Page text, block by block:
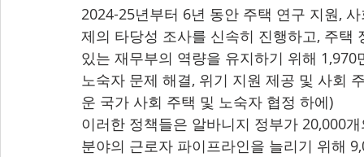
2024-25년부터 6년 동안 주택 연구 지원,
제의 타당성 조사를 신속히 진행하고, 주
있는 재무부의 역량을 유지하기 위해 1,970
노숙자 문제 해결, 위기 지원 제공 및 사회
운 국가 사회 주택 및 노숙자 협정 하에)
이러한 정책들은 알바니지 정부가 20,000
분야의 근로자 파이프라인을 늘리기 위해